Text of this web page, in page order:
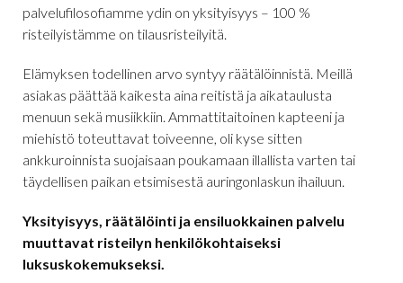
palvelufilosofiamme ydin on yksityisyys – 100 %
risteilyistämme on tilausristeilyitä.
Elämyksen todellinen arvo syntyy räätälöinnistä. Meillä
asiakas päättää kaikesta aina reitistä ja aikataulusta
menuun sekä musiikkiin. Ammattitaitoinen kapteeni ja
miehistö toteuttavat toiveenne, oli kyse sitten
ankkuroinnista suojaisaan poukamaan illallista varten tai
täydellisen paikan etsimisestä auringonlaskun ihailuun.
Yksityisyys, räätälöinti ja ensiluokkainen palvelu
muuttavat risteilyn henkilökohtaiseksi
luksuskokemukseksi.